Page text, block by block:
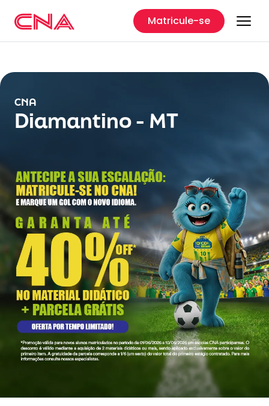
Matricule-se
CNA
Diamantino - MT